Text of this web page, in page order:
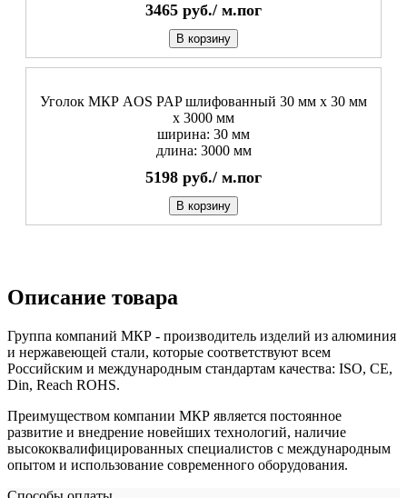
3465 руб./ м.пог
В корзину
Уголок МКР AOS PAP шлифованный 30 мм x 30 мм
х 3000 мм
ширина: 30 мм
длина: 3000 мм
5198 руб./ м.пог
В корзину
Описание товара
Группа компаний МКР - производитель изделий из алюминия
и нержавеющей стали, которые соответствуют всем
Российским и международным стандартам качества: ISO, CE,
Din, Reach ROHS.
Преимуществом компании МКР является постоянное
развитие и внедрение новейших технологий, наличие
высококвалифицированных специалистов с международным
опытом и использование современного оборудования.